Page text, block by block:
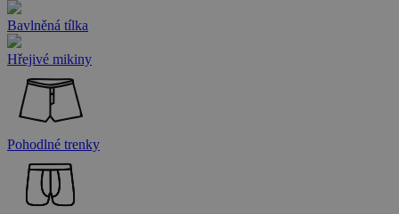
Bavlněná tílka
Hřejivé mikiny
Pohodlné trenky